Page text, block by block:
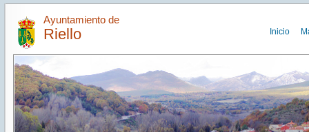
Ayuntamiento de
Riello Inicio